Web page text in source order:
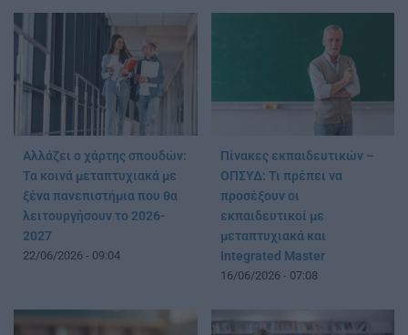
Αλλάζει ο χάρτης σπουδών:
Τα κοινά μεταπτυχιακά με
ξένα πανεπιστήμια που θα
λειτουργήσουν το 2026-
2027
22/06/2026 - 09:04
Πίνακες εκπαιδευτικών –
ΟΠΣΥΔ: Τι πρέπει να
προσέξουν οι
εκπαιδευτικοί με
μεταπτυχιακά και
Integrated Master
16/06/2026 - 07:08